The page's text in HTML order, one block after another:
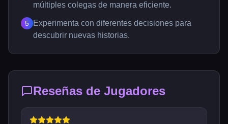
múltiples colegas de manera eficiente.
5
Experimenta con diferentes decisiones para
descubrir nuevas historias.
Reseñas de Jugadores